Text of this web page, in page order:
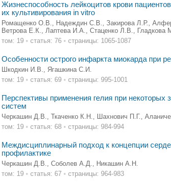
Жизнеспособность лейкоцитов крови
их культивирования in vitro
Ромащенко О.В., Надеждин С.В., Закирова Л.Р.,
Ветрова Е.К., Лаптева И.А., Стаценко Л.В.,
том: 19 • статья: 76 • страницы: 1065-1087
Особенности острого инфаркта миокарда при
Шкодкин И.В., Ягашкина С.И.
том: 19 • статья: 69 • страницы: 995-1001
Перспективы применения гелия при
систем
Черкашин Д.В., Ткаченко К.Н., Шахнович П.Г.,
том: 19 • статья: 68 • страницы: 984-994
Междисциплинарный подход к концепции
профилактике
Черкашин Д.В., Соболев А.Д., Никашин А.Н.
том: 19 • статья: 67 • страницы: 964-983